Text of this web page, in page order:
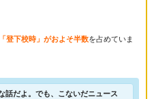
「登下校時」がおよそ半数を占めていま
話だよ。でも、こないだニュース